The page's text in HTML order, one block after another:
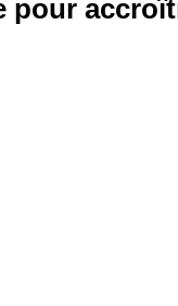
pour